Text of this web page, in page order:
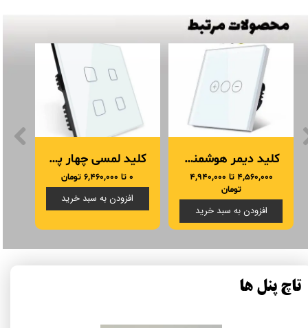
تاچ پنل ها
کلید لمسی چهار پل هوشمند تویا
۰ تا ۶,۴۶۰,۰۰۰ تومان
افزودن به سبد خرید
کلید دیمر هوشمند تویا Tuya
۴,۵۶۰,۰۰۰ تا ۴,۹۴۰,۰۰۰
تومان
افزودن به سبد خرید